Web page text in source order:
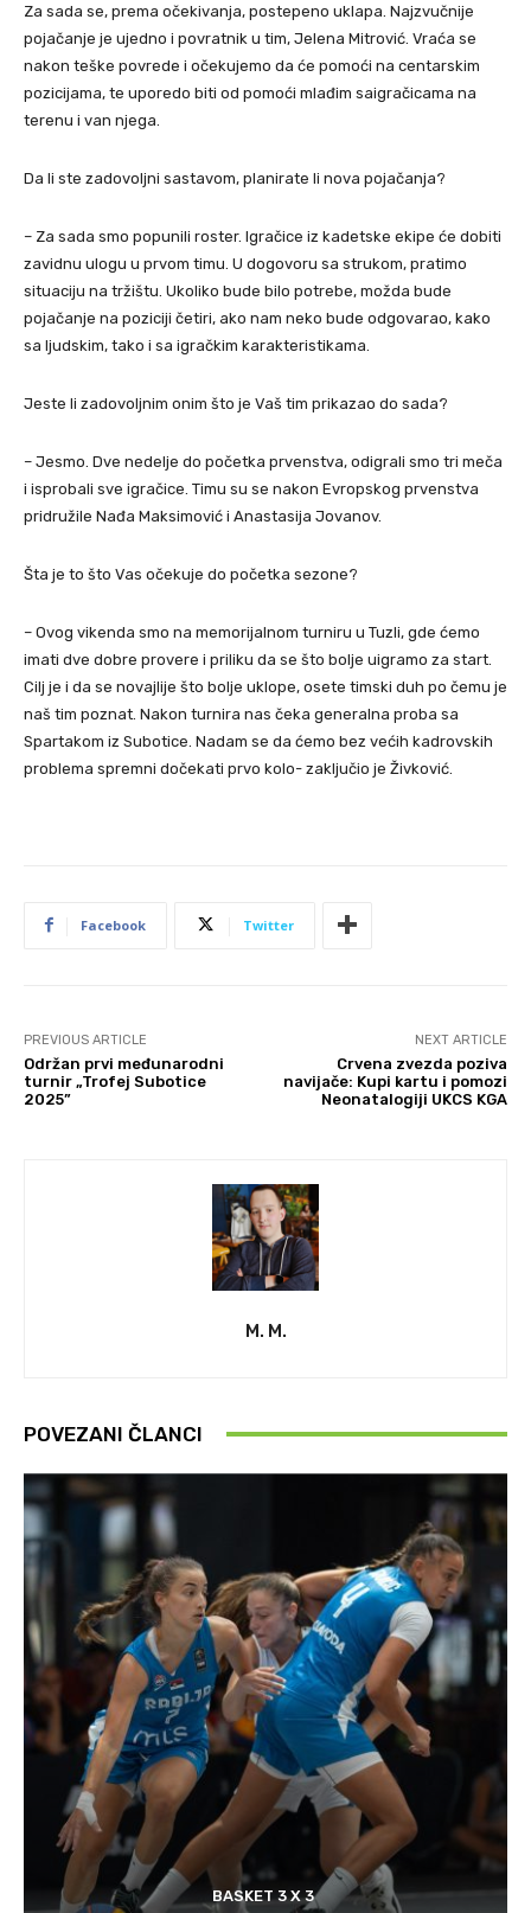
Za sada se, prema očekivanja, postepeno uklapa. Najzvučnije
pojačanje je ujedno i povratnik u tim, Jelena Mitrović. Vraća se
nakon teške povrede i očekujemo da će pomoći na centarskim
pozicijama, te uporedo biti od pomoći mlađim saigračicama na
terenu i van njega.
Da li ste zadovoljni sastavom, planirate li nova pojačanja?
– Za sada smo popunili roster. Igračice iz kadetske ekipe će dobiti
zavidnu ulogu u prvom timu. U dogovoru sa strukom, pratimo
situaciju na tržištu. Ukoliko bude bilo potrebe, možda bude
pojačanje na poziciji četiri, ako nam neko bude odgovarao, kako
sa ljudskim, tako i sa igračkim karakteristikama.
Jeste li zadovoljnim onim što je Vaš tim prikazao do sada?
– Jesmo. Dve nedelje do početka prvenstva, odigrali smo tri meča
i isprobali sve igračice. Timu su se nakon Evropskog prvenstva
pridružile Nađa Maksimović i Anastasija Jovanov.
Šta je to što Vas očekuje do početka sezone?
– Ovog vikenda smo na memorijalnom turniru u Tuzli, gde ćemo
imati dve dobre provere i priliku da se što bolje uigramo za start.
Cilj je i da se novajlije što bolje uklope, osete timski duh po čemu je
naš tim poznat. Nakon turnira nas čeka generalna proba sa
Spartakom iz Subotice. Nadam se da ćemo bez većih kadrovskih
problema spremni dočekati prvo kolo- zaključio je Živković.
Facebook Twitter
PREVIOUS ARTICLE
Održan prvi međunarodni
turnir „Trofej Subotice
2025”
NEXT ARTICLE
Crvena zvezda poziva
navijače: Kupi kartu i pomozi
Neonatalogiji UKCS KGA
M. M.
POVEZANI ČLANCI
BASKET 3 X 3